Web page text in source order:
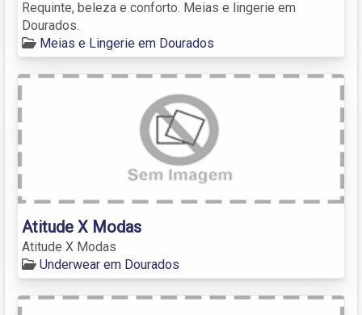
Requinte, beleza e conforto. Meias e lingerie em
Dourados.
Meias e Lingerie em Dourados
Atitude X Modas
Atitude X Modas
Underwear em Dourados